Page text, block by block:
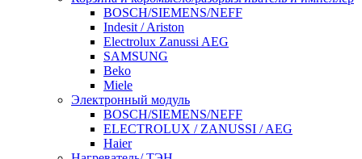
BOSCH/SIEMENS/NEFF
Indesit / Ariston
Electrolux Zanussi AEG
SAMSUNG
Beko
Miele
Электронный модуль
BOSCH/SIEMENS/NEFF
ELECTROLUX / ZANUSSI / AEG
Haier